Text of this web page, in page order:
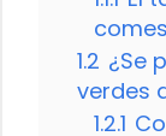
1.2 ¿Se
verdes
1.2.1